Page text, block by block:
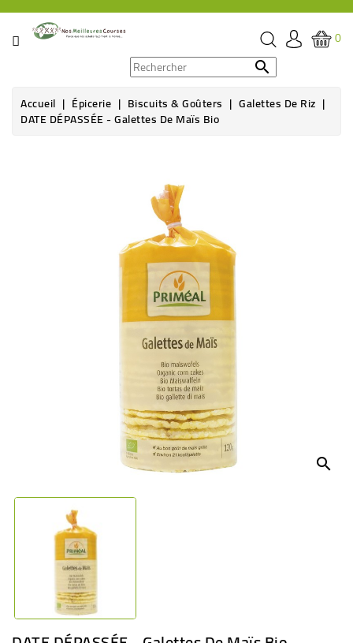
CATÉGORIE
ÉPICERIE
0

Accueil Épicerie Biscuits & Goûters Galettes De Riz
DATE DÉPASSÉE - Galettes De Maïs Bio
search